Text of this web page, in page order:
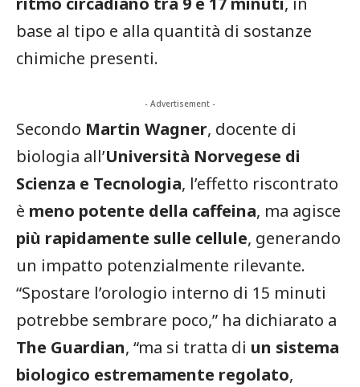
base al tipo e alla quantità di sostanze
chimiche presenti.
- Advertisement -
Secondo Martin Wagner, docente di
biologia all’Università Norvegese di
Scienza e Tecnologia, l’effetto riscontrato
è meno potente della caffeina, ma agisce
più rapidamente sulle cellule, generando
un impatto potenzialmente rilevante.
“Spostare l’orologio interno di 15 minuti
potrebbe sembrare poco,” ha dichiarato a
The Guardian, “ma si tratta di un sistema
biologico estremamente regolato,